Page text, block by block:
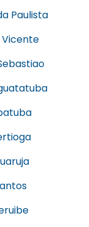
Paulista
Vicente